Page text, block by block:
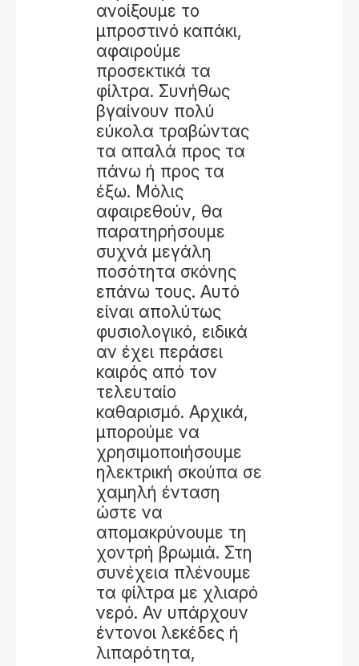
ανοίξουμε το
μπροστινό καπάκι,
αφαιρούμε
προσεκτικά τα
φίλτρα. Συνήθως
βγαίνουν πολύ
εύκολα τραβώντας
τα απαλά προς τα
πάνω ή προς τα
έξω. Μόλις
αφαιρεθούν, θα
παρατηρήσουμε
συχνά μεγάλη
ποσότητα σκόνης
επάνω τους. Αυτό
είναι απολύτως
φυσιολογικό, ειδικά
αν έχει περάσει
καιρός από τον
τελευταίο
καθαρισμό. Αρχικά,
μπορούμε να
χρησιμοποιήσουμε
ηλεκτρική σκούπα σε
χαμηλή ένταση
ώστε να
απομακρύνουμε τη
χοντρή βρωμιά. Στη
συνέχεια πλένουμε
τα φίλτρα με χλιαρό
νερό. Αν υπάρχουν
έντονοι λεκέδες ή
λιπαρότητα,